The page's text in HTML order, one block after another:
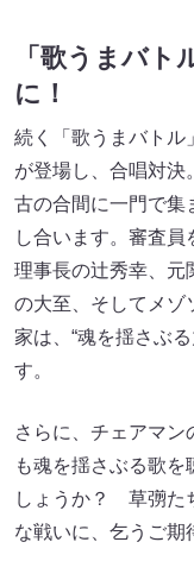
「歌うまバ
に！
続く「歌うまバトル
が登場し、合唱対決
古の合間に一門で集
し合います。審査員
理事長の辻秀幸、元
の大至、そしてメゾ
家は、“魂を揺さぶ
す。
さらに、チェアマ
も魂を揺さぶる歌
しょうか？ 草彅た
な戦いに、乞うご期